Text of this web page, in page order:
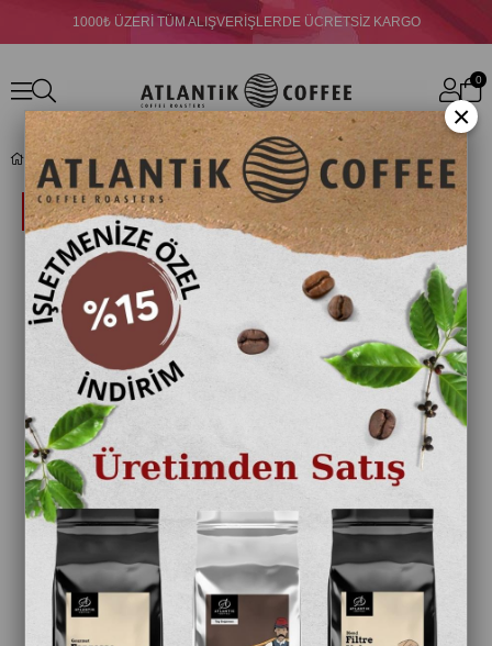
1000₺ ÜZERİ TÜM ALIŞVERİŞLERDE ÜCRETSİZ KARGO
0
Atlantik Türk Kahvesi Çekirdeği 1000 Gr
×